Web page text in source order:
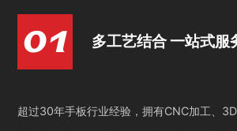
多工艺结合 一站式服
超过30年手板行业经验，拥有CNC加工、